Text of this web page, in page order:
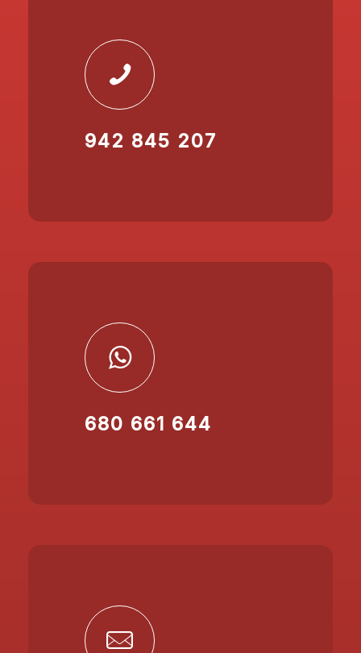
942 845 207
680 661 644